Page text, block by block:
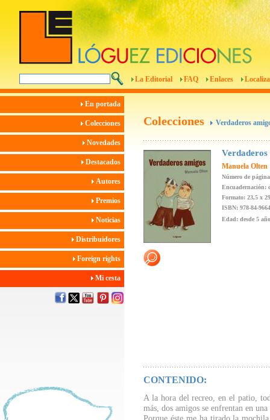
La Editorial FAQ Enlaces
En portada
Colecciones
Novedades
Destacados
Autores
Premios
Noticias
Distribuidores
Foreign rights
Mi cesta
Colecciones Verdaderos
Verdaderos
Manuela Olten
Número de
Encuadernación:
Formato: 23,5 x
ISBN: 978-84-
Edad: desde 5
CONTENIDO:
A la hora del recreo, en el patio,
más, dos amigos se enfrentan en